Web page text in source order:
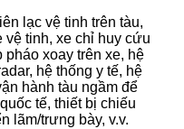
lạc vệ tinh trên tàu,
vệ tinh, xe chỉ huy cứu
pháo xoay trên xe, hệ
hệ thống y tế, hệ
hành tàu ngầm để
tế, thiết bị chiếu
lãm/trưng bày, v.v.